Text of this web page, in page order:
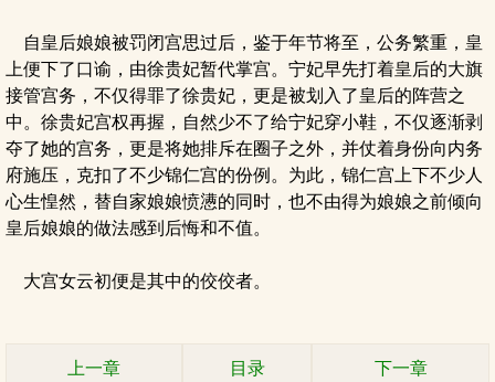
自皇后娘娘被罚闭宫思过后，鉴于年节将至，公务繁重，皇
上便下了口谕，由徐贵妃暂代掌宫。宁妃早先打着皇后的大旗
接管宫务，不仅得罪了徐贵妃，更是被划入了皇后的阵营之
中。徐贵妃宫权再握，自然少不了给宁妃穿小鞋，不仅逐渐剥
夺了她的宫务，更是将她排斥在圈子之外，并仗着身份向内务
府施压，克扣了不少锦仁宫的份例。为此，锦仁宫上下不少人
心生惶然，替自家娘娘愤懑的同时，也不由得为娘娘之前倾向
皇后娘娘的做法感到后悔和不值。
大宫女云初便是其中的佼佼者。
上一章 目录 下一章